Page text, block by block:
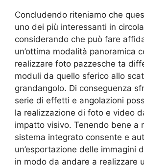
Concludendo riteniamo che
uno dei più interessanti in
considerando che può fare
un’ottima modalità panoramica
realizzare foto pazzesche ta
moduli da quello sferico allo
grandangolo. Di conseguenza
serie di effetti e angolazioni
la realizzazione di foto e video
impatto visivo. Tenendo bene a
sistema integrato consente e
un’esportazione delle immagini
in modo da andare a realizzare